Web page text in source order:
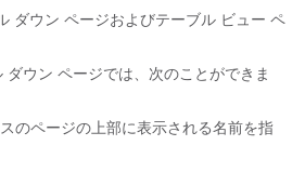
ダウン ページおよびテーブル ビュー ペ
ダウン ページでは、次のことができま
のページの上部に表示される名前を指